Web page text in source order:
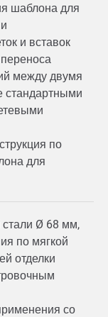
шаблона для
и вставок
между двумя
стандартными
по
для
стали Ø 68 мм,
по мягкой
отделки
со